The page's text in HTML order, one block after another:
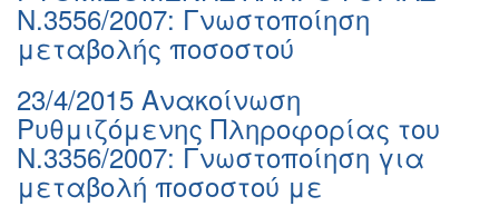
Ν.3556/2007: Γνωστοποίηση
μεταβολής ποσοστού
23/4/2015 Ανακοίνωση
Ρυθμιζόμενης Πληροφορίας του
Ν.3356/2007: Γνωστοποίηση για
μεταβολή ποσοστού με